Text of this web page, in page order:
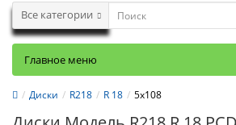
Все категории
Главное меню
Диски R218 R 18 5x108